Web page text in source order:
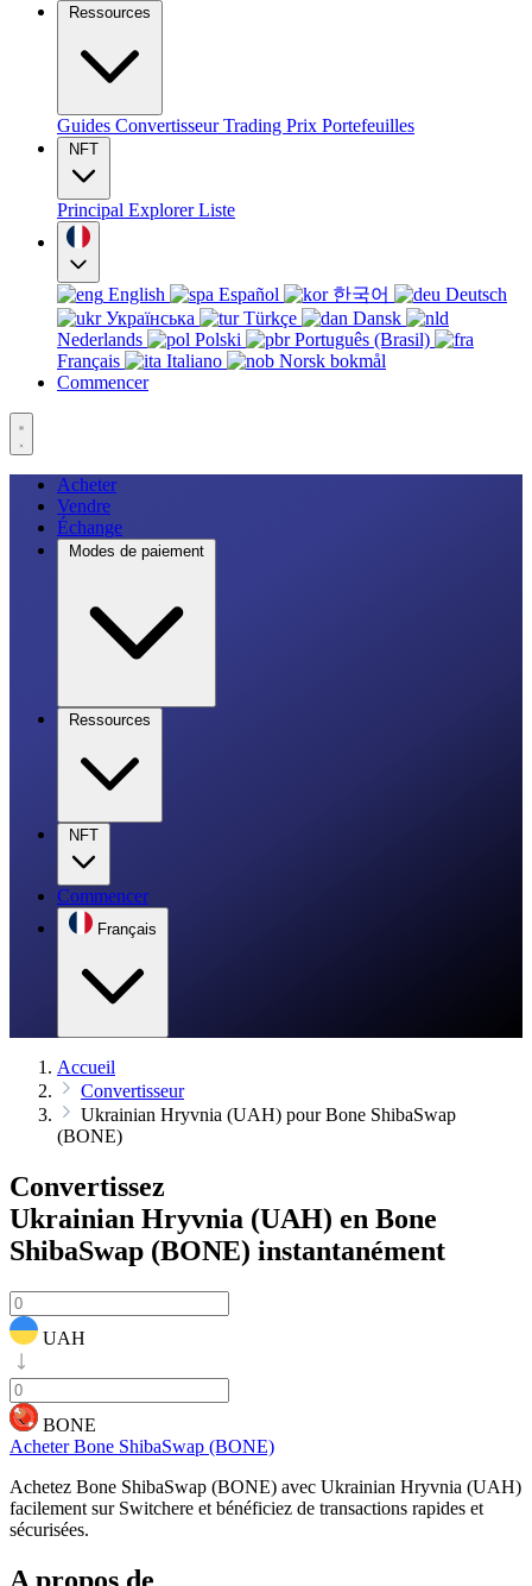
Ressources
Guides ConvertisseurTrading Prix Portefeuilles
NFT
Principal ExplorerListe
English Español 한국어
Deutsch
Українська
Türkçe
Dansk
Nederlands
Polski
Português (Brasil)
Français
Italiano
Norsk bokmål
Commencer
Acheter
Vendre
Échange
Modes de paiement
Ressources
NFT
Commencer
Français
Accueil
Convertisseur
Ukrainian Hryvnia (UAH) pour Bone ShibaSwap
(BONE)
Convertissez
Ukrainian Hryvnia (UAH) en Bone
ShibaSwap (BONE) instantanément
UAH
BONE
Acheter Bone ShibaSwap (BONE)
Achetez Bone ShibaSwap (BONE) avec Ukrainian Hryvnia (UAH)
facilement sur Switchere et bénéficiez de transactions rapides et
sécurisées.
A propos de